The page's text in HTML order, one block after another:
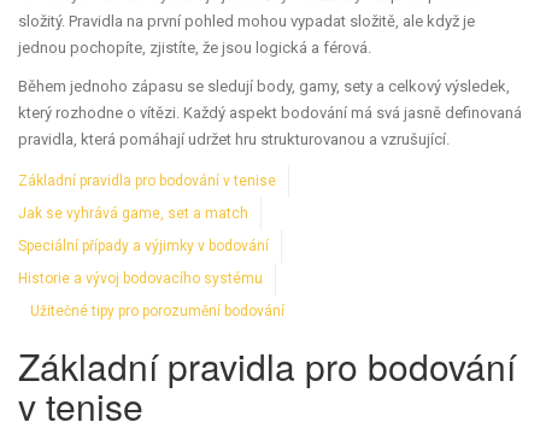
složitý. Pravidla na první pohled mohou vypadat složitě, ale když je
jednou pochopíte, zjistíte, že jsou logická a férová.
Během jednoho zápasu se sledují body, gamy, sety a celkový výsledek,
který rozhodne o vítězi. Každý aspekt bodování má svá jasně definovaná
pravidla, která pomáhají udržet hru strukturovanou a vzrušující.
Základní pravidla pro bodování v tenise
Jak se vyhrává game, set a match
Speciální případy a výjimky v bodování
Historie a vývoj bodovacího systému
Užitečné tipy pro porozumění bodování
Základní pravidla pro bodování
v tenise